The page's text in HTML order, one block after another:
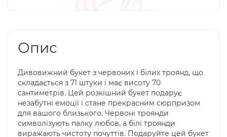
Опис
Дивовижний букет з червоних і білих троянд, що
складається з 71 штуки і має висоту 70
сантиметрів. Цей розкішний букет подарує
незабутні емоції і стане прекрасним сюрпризом
для вашого близького. Червоні троянди
символізують палку любов, а білі троянди
виражають чистоту почуттів. Подаруйте цей букет